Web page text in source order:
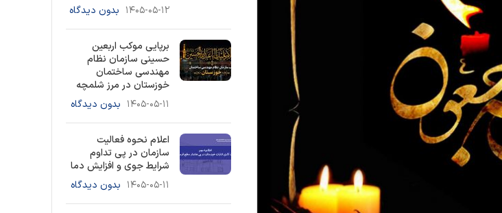
۱۴۰۵-۰۵-۱۲ بدون دیدگاه
برپایی موکب اربعین
حسینی سازمان نظام
مهندسی ساختمان
خوزستان در مرز شلمچه
۱۴۰۵-۰۵-۱۱ بدون دیدگاه
اعلام نحوه فعالیت
سازمان در پی تداوم
شرایط جوی و افزایش دما
۱۴۰۵-۰۵-۱۱ بدون دیدگاه